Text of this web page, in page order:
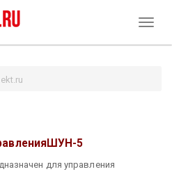
5
для управления